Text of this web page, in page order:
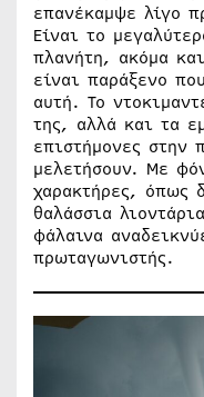
επανέκαμψε λίγο
Είναι το
πλανήτη, ακόμα
είναι παράξενο
αυτή. Το
της, αλλά και τα
επιστήμονες στην
μελετήσουν. Με
χαρακτήρες, όπως
θαλάσσια
φάλαινα
πρωταγωνιστής.